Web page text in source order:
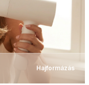
Hajformázás